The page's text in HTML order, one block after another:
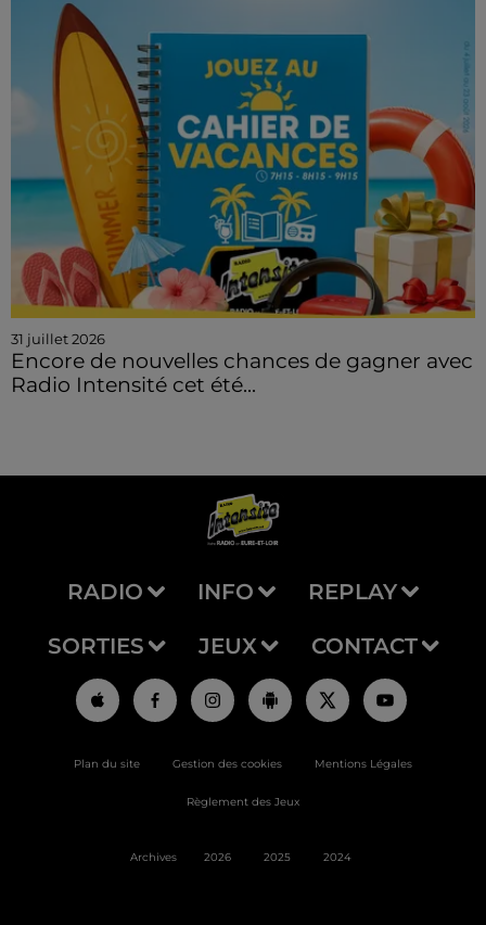
31 juillet 2026
Encore de nouvelles chances de gagner avec
Radio Intensité cet été...
RADIO INFO REPLAY
SORTIES JEUX CONTACT
Plan du site Gestion des cookies Mentions Légales
Règlement des Jeux
Archives 2026 2025 2024